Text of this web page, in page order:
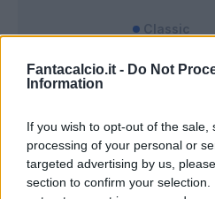
Fantacalcio.it - Do Not
Information
If you wish to opt-out of the
processing of your personal or
targeted advertising by us,
section to confirm your
Classic
Riepilogo stagione